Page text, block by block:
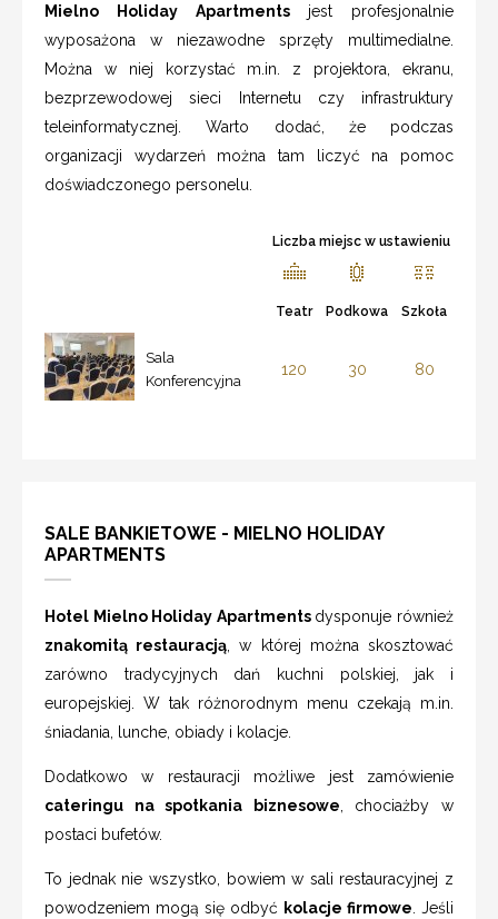
Mielno Holiday Apartmentsjest profesjonalnie
wyposażona w niezawodne sprzęty multimedialne.
Można w niej korzystać m.in. z projektora, ekranu,
bezprzewodowej sieci Internetu czy infrastruktury
teleinformatycznej. Warto dodać, że podczas
organizacji wydarzeń można tam liczyć na pomoc
doświadczonego personelu.
Liczba miejsc w ustawieniu
Teatr Podkowa Szkoła
Sala
Konferencyjna
120 30 80
SALE BANKIETOWE - MIELNO HOLIDAY
APARTMENTS
Hotel Mielno Holiday Apartments dysponuje również
znakomitą restauracją , w której można skosztować
zarówno tradycyjnych dań kuchni polskiej, jak i
europejskiej. W tak różnorodnym menu czekają m.in.
śniadania, lunche, obiady i kolacje.
Dodatkowo w restauracji możliwe jest zamówienie
cateringu na spotkania biznesowe , chociażby w
postaci bufetów.
To jednak nie wszystko, bowiem w sali restauracyjnej z
powodzeniem mogą się odbyć kolacje firmowe . Jeśli